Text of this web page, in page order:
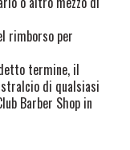
rimborso per
termine, il
di qualsiasi
Barber Shop in